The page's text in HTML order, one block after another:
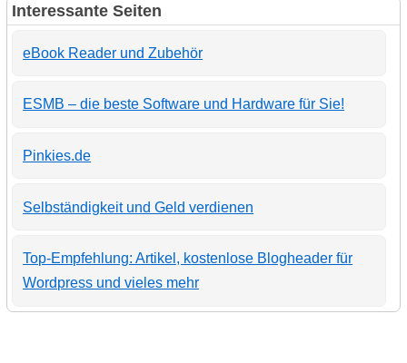
Interessante Seiten
eBook Reader und Zubehör
ESMB – die beste Software und Hardware für Sie!
Pinkies.de
Selbständigkeit und Geld verdienen
Top-Empfehlung: Artikel, kostenlose Blogheader für
Wordpress und vieles mehr